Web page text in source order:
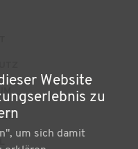
Website
zu
um sich damit